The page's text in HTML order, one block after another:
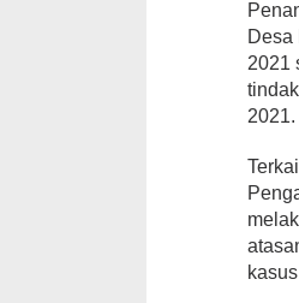
Desa
2021
2021.